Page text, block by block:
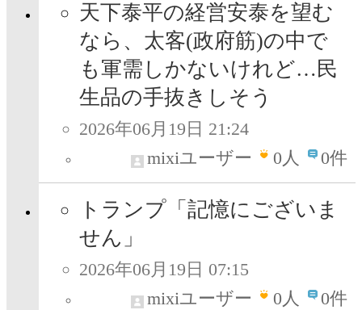
天下泰平の経営安泰を望む
なら、太客(政府筋)の中で
も軍需しかないけれど…民
生品の手抜きしそう
2026年06月19日 21:24
mixiユーザー
0人 0件
トランプ「記憶にございま
せん」
2026年06月19日 07:15
mixiユーザー
0人 0件